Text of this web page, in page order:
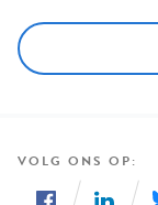
VOLG ONS OP